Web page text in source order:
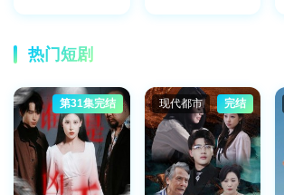
热门短剧
第31集完结 现代都市 完结